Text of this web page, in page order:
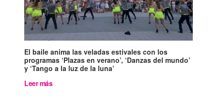
El baile anima las veladas estivales con los
programas ‘Plazas en verano’, ‘Danzas del mundo’
y ‘Tango a la luz de la luna’
Leer más